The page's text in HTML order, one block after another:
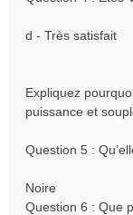
d - Très satisfait
Expliquez
puissance et
Question 5 :
Noire
Question 6 : Que